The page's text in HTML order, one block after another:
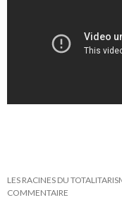
LES RACINES DU
COMMENTAIRE